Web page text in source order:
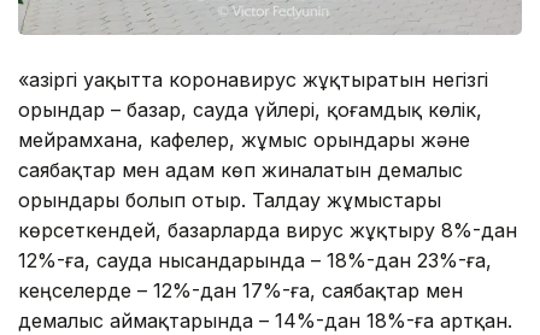
«Қазіргі уақытта коронавирус жұқтыратын негізгі
орындар – базар, сауда үйлері, қоғамдық көлік,
мейрамхана, кафелер, жұмыс орындары және
саябақтар мен адам көп жиналатын демалыс
орындары болып отыр. Талдау жұмыстары
көрсеткендей, базарларда вирус жұқтыру 8%-дан
12%-ға, сауда нысандарында – 18%-дан 23%-ға,
кеңселерде – 12%-дан 17%-ға, саябақтар мен
демалыс аймақтарында – 14%-дан 18%-ға артқан.